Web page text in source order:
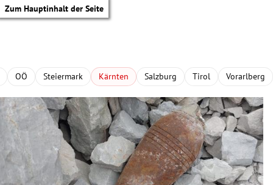
Zum Hauptinhalt der Seite
OÖ Steiermark Kärnten Salzburg Tirol Vorarlberg